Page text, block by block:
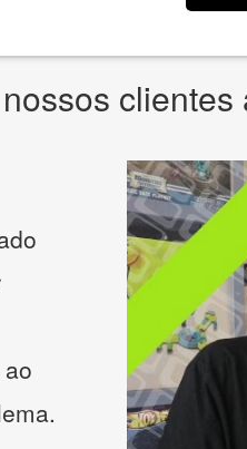
clientes